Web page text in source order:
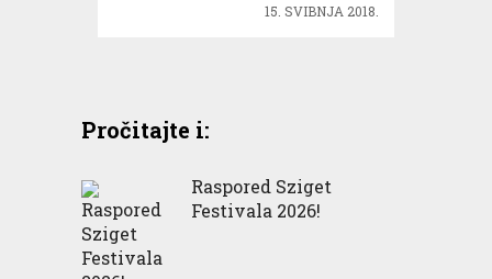
15. SVIBNJA 2018.
Pročitajte i:
Raspored Sziget
Festivala 2026!